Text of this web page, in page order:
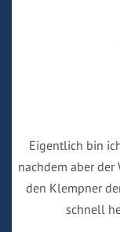
Eigentlich bin
nachdem aber
den Klempner
schnell